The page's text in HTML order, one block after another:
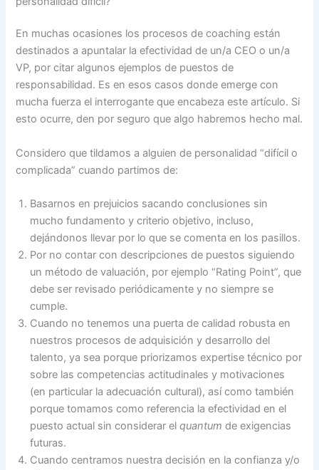
En muchas ocasiones los procesos de coaching están
destinados a apuntalar la efectividad de un/a CEO o un/a
VP, por citar algunos ejemplos de puestos de
responsabilidad. Es en esos casos donde emerge con
mucha fuerza el interrogante que encabeza este artículo. Si
esto ocurre, den por seguro que algo habremos hecho mal.
Considero que tildamos a alguien de personalidad “difícil o
complicada” cuando partimos de:
Basarnos en prejuicios sacando conclusiones sin
mucho fundamento y criterio objetivo, incluso,
dejándonos llevar por lo que se comenta en los pasillos.
Por no contar con descripciones de puestos siguiendo
un método de valuación, por ejemplo “Rating Point”, que
debe ser revisado periódicamente y no siempre se
cumple.
Cuando no tenemos una puerta de calidad robusta en
nuestros procesos de adquisición y desarrollo del
talento, ya sea porque priorizamos expertise técnico por
sobre las competencias actitudinales y motivaciones
(en particular la adecuación cultural), así como también
porque tomamos como referencia la efectividad en el
puesto actual sin considerar elquantum de exigencias
futuras.
Cuando centramos nuestra decisión en la confianza y/o